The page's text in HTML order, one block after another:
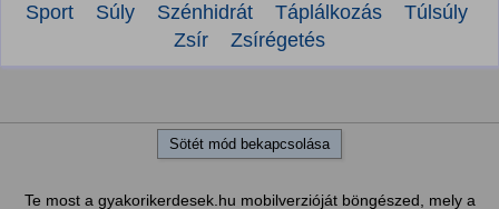
Sport
Súly Szénhidrát Táplálkozás
Túlsúly
Zsír
Zsírégetés
Sötét mód bekapcsolása
Te most a gyakorikerdesek.hu mobilverzióját böngészed, mely a